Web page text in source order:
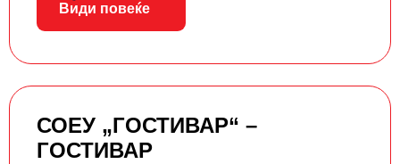
Види повеќе
СОЕУ „ГОСТИВАР“ –
ГОСТИВАР